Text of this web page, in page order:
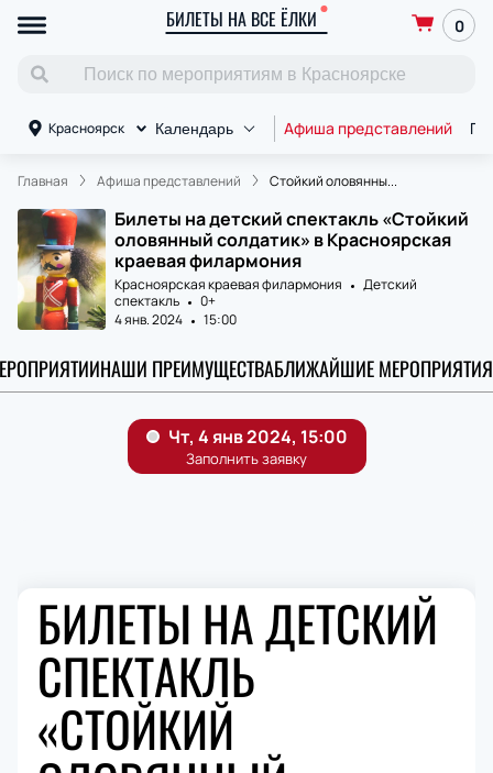
БИЛЕТЫ НА ВСЕ ЁЛКИ 0
Красноярск Календарь Афиша представлений
Главная Афиша представлений Стойкий оловянны...
Билеты на детский спектакль «Стойкий
оловянный солдатик» в Красноярская
краевая филармония
Красноярская краевая филармония
Детский
спектакль
0+
4 янв. 2024
15:00
НАШИ ПРЕИМУЩЕСТВАБЛИЖАЙШИЕ МЕРОПРИЯТИЯ
БИЛЕТЫ НА ДЕТСКИЙ
СПЕКТАКЛЬ
«СТОЙКИЙ